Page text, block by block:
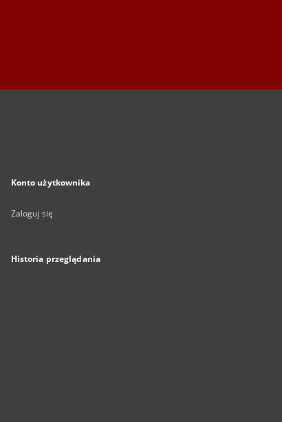
Konto użytkownika
Zaloguj się
Historia przeglądania